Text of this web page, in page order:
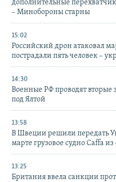
дополнительные
– Минобороны старны
15:02
Российский дрон атаковал
пострадали пять человек –
14:30
Военные РФ проводят вторые
под Ялтой
13:58
В Швеции решили передать
марте грузовое судно Caffa
13:25
Британия ввела санкции